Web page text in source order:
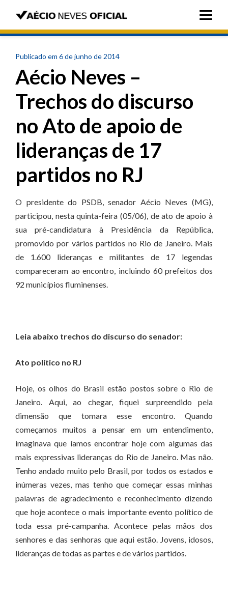
Publicado em 6 de junho de 2014
Aécio Neves –
Trechos do discurso
no Ato de apoio de
lideranças de 17
partidos no RJ
O presidente do PSDB, senador Aécio Neves (MG),
participou, nesta quinta-feira (05/06), de ato de apoio à
sua pré-candidatura à Presidência da República,
promovido por vários partidos no Rio de Janeiro. Mais
de 1.600 lideranças e militantes de 17 legendas
compareceram ao encontro, incluindo 60 prefeitos dos
92 municípios fluminenses.
Leia abaixo trechos do discurso do senador:
Ato político no RJ
Hoje, os olhos do Brasil estão postos sobre o Rio de
Janeiro. Aqui, ao chegar, fiquei surpreendido pela
dimensão que tomara esse encontro. Quando
começamos muitos a pensar em um entendimento,
imaginava que íamos encontrar hoje com algumas das
mais expressivas lideranças do Rio de Janeiro. Mas não.
Tenho andado muito pelo Brasil, por todos os estados e
inúmeras vezes, mas tenho que começar essas minhas
palavras de agradecimento e reconhecimento dizendo
que hoje acontece o mais importante evento político de
toda essa pré-campanha. Acontece pelas mãos dos
senhores e das senhoras que aqui estão. Jovens, idosos,
lideranças de todas as partes e de vários partidos.